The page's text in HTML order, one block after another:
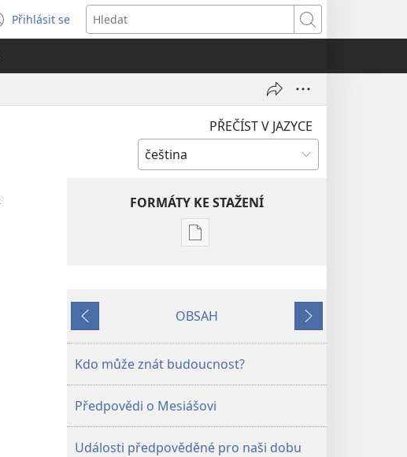
Přihlásit se
(otevřeno
nové
Hledat
PŘEČÍST V JAZYCE
FORMÁTY KE STAŽENÍ
Formáty
STRÁŽNÁ
Říjen 2008
Předchozí
OBSAH
Další
Kdo může znát budoucnost?
Předpovědi o Mesiášovi
Události předpověděné pro naši dobu